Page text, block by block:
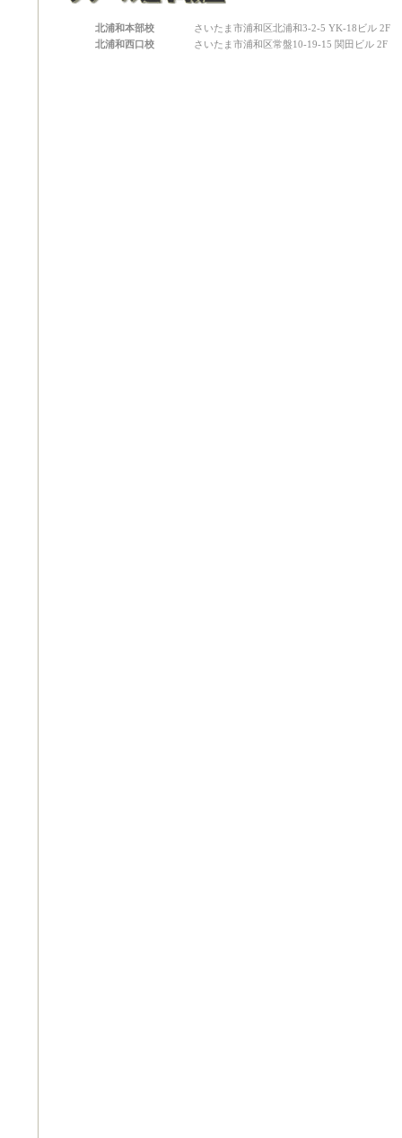
北浦和本部校
さいたま市浦和区北浦和3-2-5 YK-18ビル 2F
北浦和西口校
さいたま市浦和区常盤10-19-15 関田ビル 2F